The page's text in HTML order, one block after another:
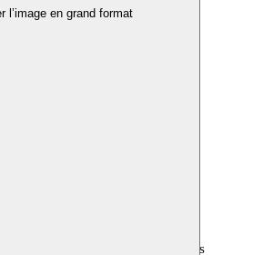
l’image en grand format
programme, l’agenda, et d’autres